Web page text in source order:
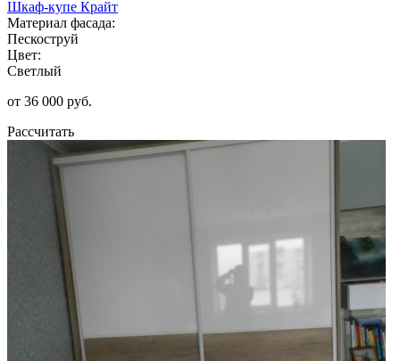
Шкаф-купе Крайт
Материал фасада:
Пескоструй
Цвет:
Светлый
от 36 000 руб.
Рассчитать